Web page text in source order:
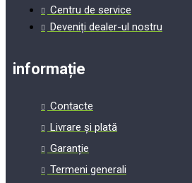
Centru de service
Deveniți dealer-ul nostru
informație
Contacte
Livrare și plată
Garanție
Termeni generali